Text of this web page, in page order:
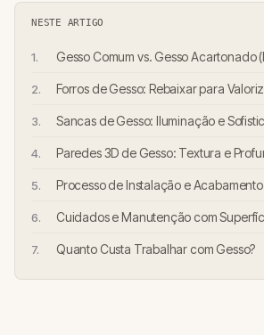
NESTE ARTIGO
Gesso Comum vs. Gesso Acartonado
Forros de Gesso: Rebaixar para
Sancas de Gesso: Iluminação e
Paredes 3D de Gesso: Textura e
Processo de Instalação e Acabamento
Cuidados e Manutenção com
Quanto Custa Trabalhar com Gesso?